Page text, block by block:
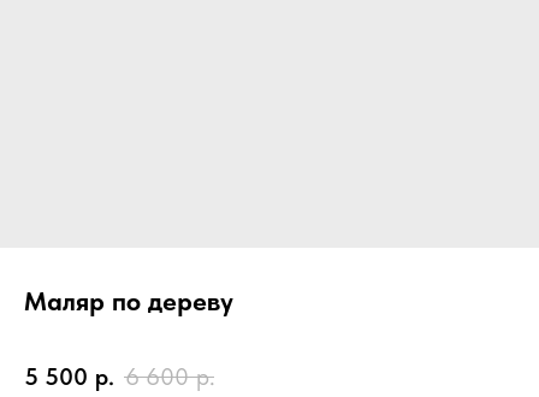
Маляр по дереву
5 500 р. 6 600 р.